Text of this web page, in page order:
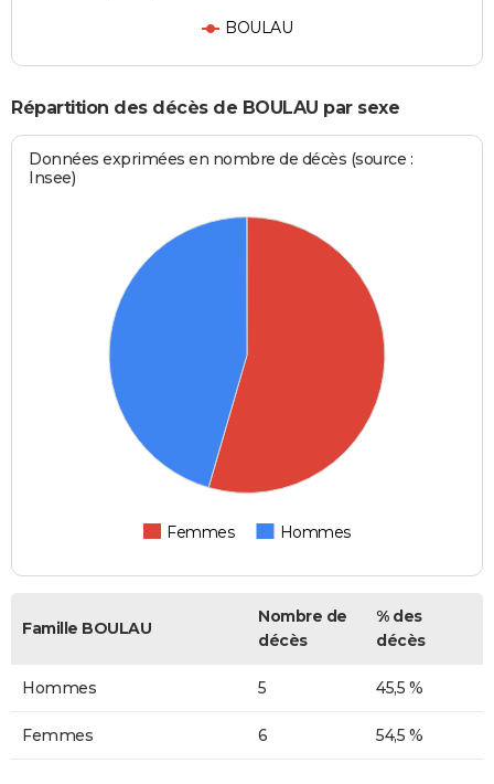
BOULAU
Répartition des décès de BOULAU par sexe
Données exprimées en nombre de décès (source :
Insee)
Femmes Hommes
Famille BOULAU
Nombre de
décès
% des
décès
Hommes 5 45,5 %
Femmes 6 54,5 %